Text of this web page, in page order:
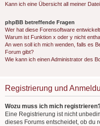
Kann ich eine Übersicht all meiner
phpBB betreffende Fragen
Wer hat diese Forensoftware
Warum ist Funktion x oder y nicht
An wen soll ich mich wenden, falls es
Forum gibt?
Wie kann ich einen Administrator des
Registrierung und
Wozu muss ich mich
Eine Registrierung ist nicht
dieses Forums entscheidet, ob du